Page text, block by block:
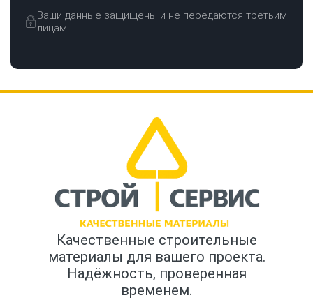
Ваши данные защищены и не передаются третьим
лицам
Качественные строительные
материалы для вашего проекта.
Надёжность, проверенная
временем.